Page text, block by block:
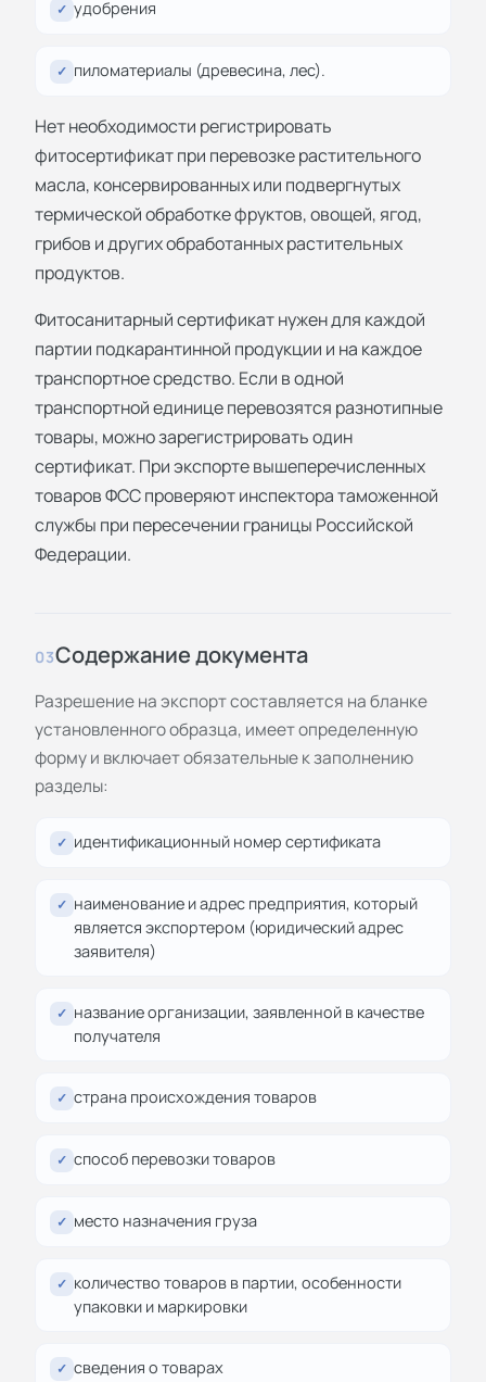
✓ удобрения
✓ пиломатериалы (древесина, лес).
Нет необходимости регистрировать
фитосертификат при перевозке растительного
масла, консервированных или подвергнутых
термической обработке фруктов, овощей, ягод,
грибов и других обработанных растительных
продуктов.
Фитосанитарный сертификат нужен для каждой
партии подкарантинной продукции и на каждое
транспортное средство. Если в одной
транспортной единице перевозятся разнотипные
товары, можно зарегистрировать один
сертификат. При экспорте вышеперечисленных
товаров ФСС проверяют инспектора таможенной
службы при пересечении границы Российской
Федерации.
03Содержание документа
Разрешение на экспорт составляется на бланке
установленного образца, имеет определенную
форму и включает обязательные к заполнению
разделы:
✓ идентификационный номер сертификата
✓ наименование и адрес предприятия, который
является экспортером (юридический адрес
заявителя)
✓ название организации, заявленной в качестве
получателя
✓ страна происхождения товаров
✓ способ перевозки товаров
✓ место назначения груза
✓ количество товаров в партии, особенности
упаковки и маркировки
✓ сведения о товарах